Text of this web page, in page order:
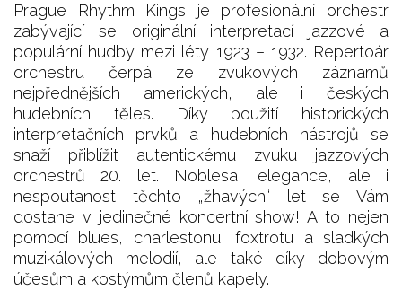
Prague Rhythm Kings je profesionální orchestr
zabývající se originální interpretací jazzové a
populární hudby mezi léty 1923 – 1932. Repertoár
orchestru čerpá ze zvukových záznamů
nejpřednějších amerických, ale i českých
hudebních těles. Díky použití historických
interpretačních prvků a hudebních nástrojů se
snaží přiblížit autentickému zvuku jazzových
orchestrů 20. let. Noblesa, elegance, ale i
nespoutanost těchto „žhavých“ let se Vám
dostane v jedinečné koncertní show! A to nejen
pomocí blues, charlestonu, foxtrotu a sladkých
muzikálových melodií, ale také díky dobovým
účesům a kostýmům členů kapely.